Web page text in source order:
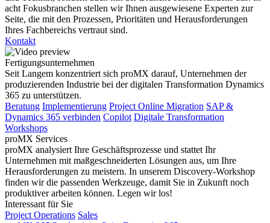
acht Fokusbranchen stellen wir Ihnen ausgewiesene Experten zur
Seite, die mit den Prozessen, Prioritäten und Herausforderungen
Ihres Fachbereichs vertraut sind.
Kontakt
Fertigungsunternehmen
Seit Langem konzentriert sich proMX darauf, Unternehmen der
produzierenden Industrie bei der digitalen Transformation Dynamics
365 zu unterstützen.
Beratung Implementierung Project Online Migration SAP &
Dynamics 365 verbinden Copilot Digitale Transformation
Workshops
proMX Services
proMX analysiert Ihre Geschäftsprozesse und stattet Ihr
Unternehmen mit maßgeschneiderten Lösungen aus, um Ihre
Herausforderungen zu meistern. In unserem Discovery-Workshop
finden wir die passenden Werkzeuge, damit Sie in Zukunft noch
produktiver arbeiten können. Legen wir los!
Interessant für Sie
Project Operations Sales